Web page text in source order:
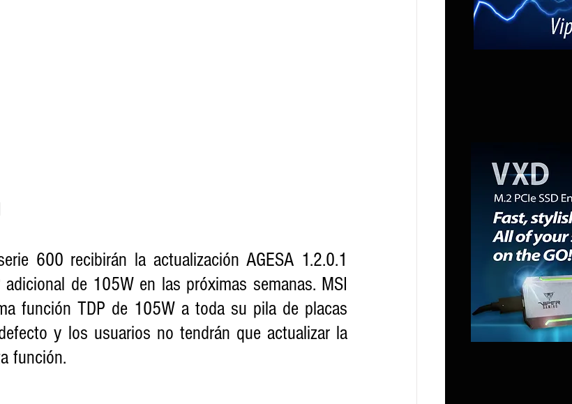
600 recibirán la actualización AGESA 1.2.0.1
de 105W en las próximas semanas. MSI
función TDP de 105W a toda su pila de placas
y los usuarios no tendrán que actualizar la
función.